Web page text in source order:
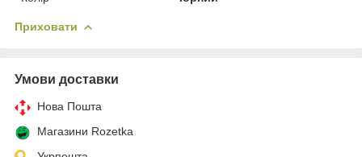
Приховати
Умови доставки
Нова Пошта
Магазини Rozetka